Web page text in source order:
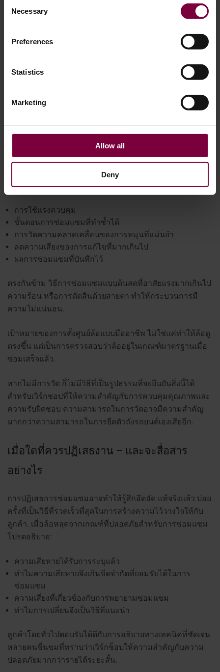
Selection
Necessary
Preferences
Statistics
Marketing
Allow all
Deny
ผลลัพธ์ของการซ่อมล้อคดขึ้นอยู่กับอุปกรณ์ที่ใช้เป็นอย่าง
มาก.ระบบอิเล็กโทร-ไฮดรอลิกส์ระดับมืออาชีพโปรดให้
การใช้แรงควบคุม
ขั้นตอนการซ่อมแซมที่ทำซ้ำได้
การวัดความคลาดเคลื่อนของการหมุนที่แม่นยำ
ลดความเสี่ยงของการแก้ไขที่มากเกินไป
ผลการซ่อมแซมที่บันทึกไว้
ตรงกันข้าม วิธีการซ่อมแซมแบบด้นสดที่อาศัยแรงมากเกินไป
ความร้อน หรือการตัดสินด้วยสายตา ทำให้กระบวนการมี
ความไม่แน่นอน.
เป้าหมายของการตั้งศูนย์ล้อแบบมืออาชีพ ไม่ใช่แค่ทำให้ล้อดู
ตรงขึ้น แต่เป็นการตรวจสอบว่าล้ออยู่ในเกณฑ์มาตรฐานเมื่อ
ซ่อมเสร็จแล้ว.
หากไม่มีการวัด ก็ไม่มีวิธีที่เป็นรูปธรรมที่จะยืนยันสิ่งนี้ได้
สำหรับเวิร์กชอปที่ให้ความสำคัญกับการควบคุมคุณภาพและ
ความรับผิดชอบ ความสามารถในการวัดอาจมีความสำคัญ
มากกว่าความสามารถในการยืดตัวถังรถยนต์เองเสียอีก.
เมื่อใดที่ควรปฏิเสธงาน – และจะสื่อสาร
อย่างไร
การปฏิเสธการซ่อมแซมอาจทำให้รู้สึกอึดอัด แท้จริงแล้ว บ่อย
ครั้งที่เป็นวิธีที่รวดเร็วที่สุดในการสร้างความไว้วางใจให้กับ
ลูกค้า. เมื่อล้อหลุดจากเกณฑ์ที่ปลอดภัยสำหรับการซ่อมแซม
โปรดอธิบาย:
ความเสียหายได้รับการระบุแล้ว
ทำไมความเสียหายจึงเกินขีดจำกัดที่ยอมรับได้ในการ
ซ่อมแซม
ความเสี่ยงที่เกี่ยวข้องกับการพยายามซ่อมแซม
ทำไมการเปลี่ยนจึงเป็นวิธีที่แนะนำ
ลูกค้าโดยทั่วไปตอบรับได้ดีกับการอธิบายทางเทคนิคที่ชัดเจน
หลายคนชื่นชมที่ทราบว่าเวิร์กช็อปให้ความสำคัญกับความ
ปลอดภัยมากกว่ารายได้ระยะสั้น.